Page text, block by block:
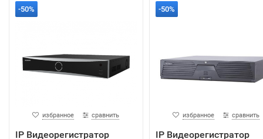
-50%
избранное сравнить
IP Видеорегистратор
-50%
избранное сравнить
IP Видеорегистратор